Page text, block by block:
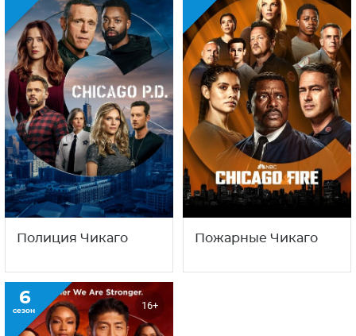
Полиция Чикаго Пожарные Чикаго
6
сезон 16+